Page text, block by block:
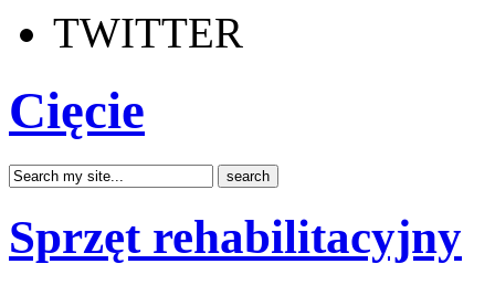
TWITTER
Cięcie
Sprzęt rehabilitacyjny